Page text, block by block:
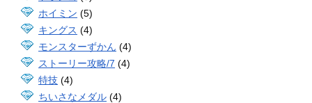
ホイミン (5)
キングス (4)
モンスターずかん (4)
ストーリー攻略/7 (4)
特技 (4)
ちいさなメダル (4)